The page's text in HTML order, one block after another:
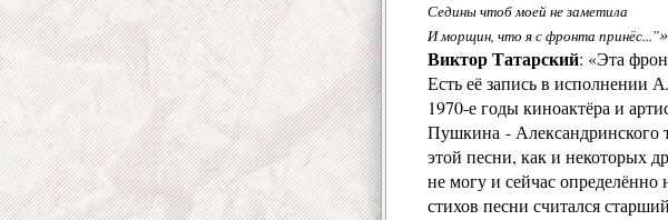
Седины чтоб моей не заметила
И морщин, что я с фронта принёс...”»
Виктор Татарский: «Эта
Есть её запись в исполнении
1970-е годы киноактёра и
Пушкина - Александринского
этой песни, как и некоторых
не могу и сейчас определённо
стихов песни считался